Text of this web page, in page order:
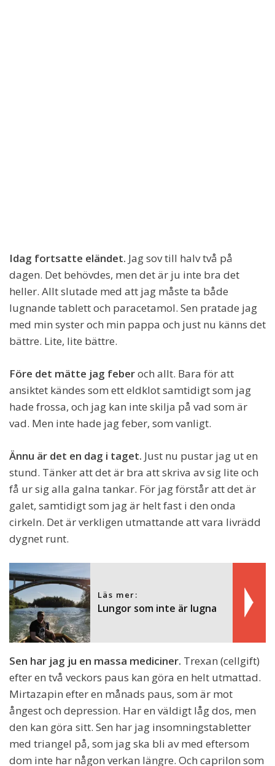
Idag fortsatte eländet. Jag sov till halv två på
dagen. Det behövdes, men det är ju inte bra det
heller. Allt slutade med att jag måste ta både
lugnande tablett och paracetamol. Sen pratade jag
med min syster och min pappa och just nu känns det
bättre. Lite, lite bättre.
Före det mätte jag feberoch allt. Bara för att
ansiktet kändes som ett eldklot samtidigt som jag
hade frossa, och jag kan inte skilja på vad som är
vad. Men inte hade jag feber, som vanligt.
Ännu är det en dag i taget. Just nu pustar jag ut en
stund. Tänker att det är bra att skriva av sig lite och
få ur sig alla galna tankar. För jag förstår att det är
galet, samtidigt som jag är helt fast i den onda
cirkeln. Det är verkligen utmattande att vara livrädd
dygnet runt.
Läs mer:
Lungor som inte är lugna
Sen har jag ju en massa mediciner. Trexan (cellgift)
efter en två veckors paus kan göra en helt utmattad.
Mirtazapin efter en månads paus, som är mot
ångest och depression. Har en väldigt låg dos, men
den kan göra sitt. Sen har jag insomningstabletter
med triangel på, som jag ska bli av med eftersom
dom inte har någon verkan längre. Och caprilon som